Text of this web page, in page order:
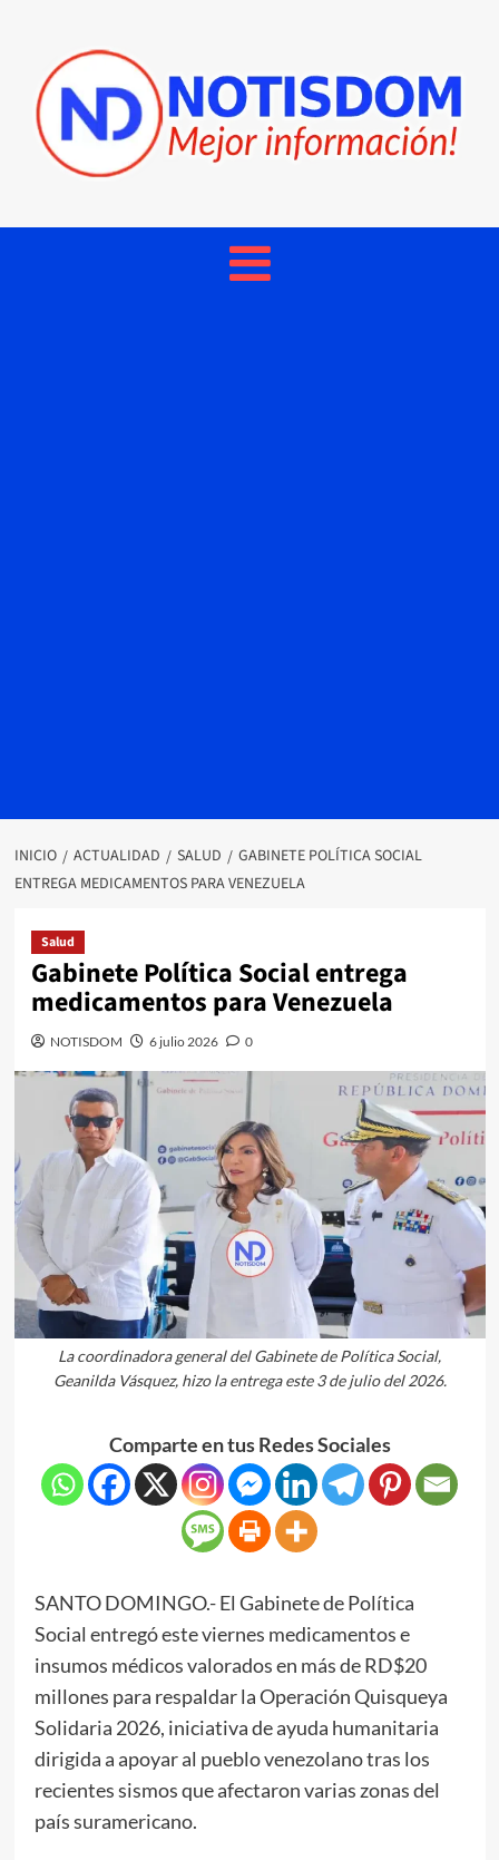
INICIO ACTUALIDAD SALUD
GABINETE POLÍTICA SOCIAL
ENTREGA MEDICAMENTOS PARA VENEZUELA
Salud
Gabinete Política Social entrega
medicamentos para Venezuela
NOTISDOM 6 julio 2026 0
La coordinadora general del Gabinete de Política Social,
Geanilda Vásquez, hizo la entrega este 3 de julio del 2026.
Comparte en tus Redes Sociales
SANTO DOMINGO.- El Gabinete de Política
Social entregó este viernes medicamentos e
insumos médicos valorados en más de RD$20
millones para respaldar la Operación Quisqueya
Solidaria 2026, iniciativa de ayuda humanitaria
dirigida a apoyar al pueblo venezolano tras los
recientes sismos que afectaron varias zonas del
país suramericano.